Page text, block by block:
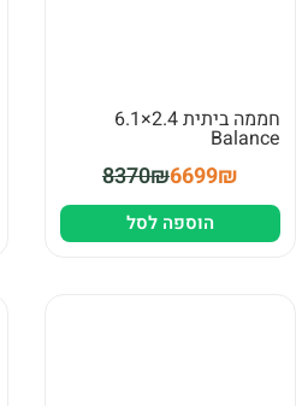
חממה ביתית 2.4×6.1
Balance
8370₪6699₪
הוספה לסל